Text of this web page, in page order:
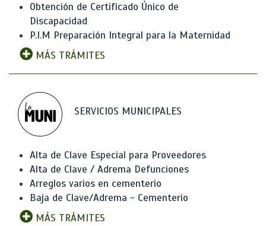
Obtención de Certificado Único de
Discapacidad
P.I.M Preparación Integral para la Maternidad
MÁS TRÁMITES
SERVICIOS MUNICIPALES
Alta de Clave Especial para Proveedores
Alta de Clave / Adrema Defunciones
Arreglos varios en cementerio
Baja de Clave/Adrema - Cementerio
MÁS TRÁMITES